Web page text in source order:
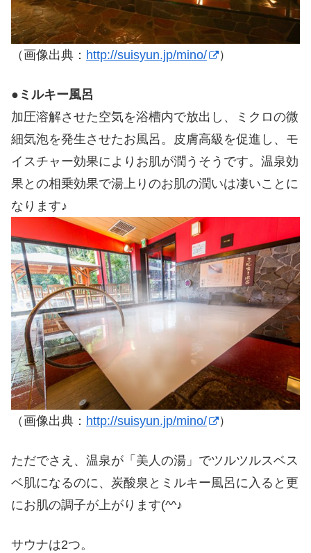
（画像出典： http://suisyun.jp/mino/ ）
● ミルキー風呂
加圧溶解させた空気を浴槽内で放出し、ミクロの微
細気泡を発生させたお風呂。皮膚高級を促進し、モ
イスチャー効果によりお肌が潤うそうです。温泉効
果との相乗効果で湯上りのお肌の潤いは凄いことに
なります♪
（画像出典： http://suisyun.jp/mino/ ）
ただでさえ、温泉が「美人の湯」でツルツルスベス
ベ肌になるのに、炭酸泉とミルキー風呂に入ると更
にお肌の調子が上がります(^^♪
サウナは2つ。